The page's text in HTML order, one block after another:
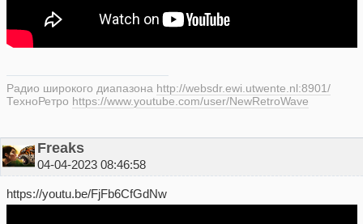
Радио широкого диапазона http://websdr.ewi.utwente.nl:8901/
ТехноРетро https://www.youtube.com/user/NewRetroWave
Freaks
04-04-2023 08:46:58
https://youtu.be/FjFb6CfGdNw